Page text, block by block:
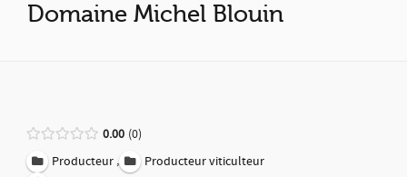
Domaine Michel Blouin
0.00 0
Producteur ,
Producteur viticulteur